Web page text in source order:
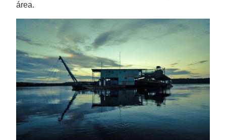
área.